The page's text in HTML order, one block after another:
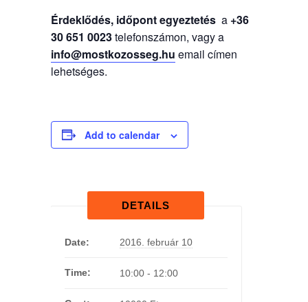
Érdeklődés, időpont egyeztetés a +36
30 651 0023telefonszámon, vagy a
info@mostkozosseg.hu email címen
lehetséges.
Add to calendar
DETAILS
Date: 2016. február 10
Time: 10:00 - 12:00